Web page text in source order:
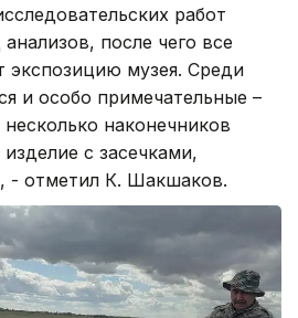
работ
после чего все
экспозицию музея. Среди
и особо примечательные –
наконечников
с засечками,
- отметил К. Шакшаков.